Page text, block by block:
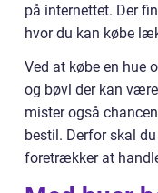
på internettet. Der
hvor du kan købe
Ved at købe en hue
og bøvl der kan
mister også
bestil. Derfor skal
foretrækker at